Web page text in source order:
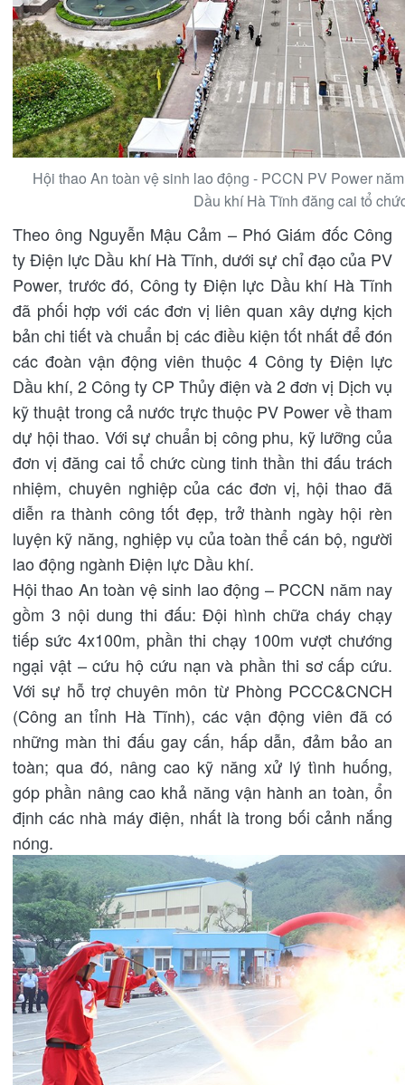
Hội thao An toàn vệ sinh lao động - PCCN PV Power
Dầu khí Hà Tĩnh đăng cai tổ
Theo ông Nguyễn Mậu Cảm – Phó Giám đốc Công
ty Điện lực Dầu khí Hà Tĩnh, dưới sự chỉ đạo của PV
Power, trước đó, Công ty Điện lực Dầu khí Hà Tĩnh
đã phối hợp với các đơn vị liên quan xây dựng kịch
bản chi tiết và chuẩn bị các điều kiện tốt nhất để đón
các đoàn vận động viên thuộc 4 Công ty Điện lực
Dầu khí, 2 Công ty CP Thủy điện và 2 đơn vị Dịch vụ
kỹ thuật trong cả nước trực thuộc PV Power về tham
dự hội thao. Với sự chuẩn bị công phu, kỹ lưỡng của
đơn vị đăng cai tổ chức cùng tinh thần thi đấu trách
nhiệm, chuyên nghiệp của các đơn vị, hội thao đã
diễn ra thành công tốt đẹp, trở thành ngày hội rèn
luyện kỹ năng, nghiệp vụ của toàn thể cán bộ, người
lao động ngành Điện lực Dầu khí.
Hội thao An toàn vệ sinh lao động – PCCN năm nay
gồm 3 nội dung thi đấu: Đội hình chữa cháy chạy
tiếp sức 4x100m, phần thi chạy 100m vượt chướng
ngại vật – cứu hộ cứu nạn và phần thi sơ cấp cứu.
Với sự hỗ trợ chuyên môn từ Phòng PCCC&CNCH
(Công an tỉnh Hà Tĩnh), các vận động viên đã có
những màn thi đấu gay cấn, hấp dẫn, đảm bảo an
toàn; qua đó, nâng cao kỹ năng xử lý tình huống,
góp phần nâng cao khả năng vận hành an toàn, ổn
định các nhà máy điện, nhất là trong bối cảnh nắng
nóng.